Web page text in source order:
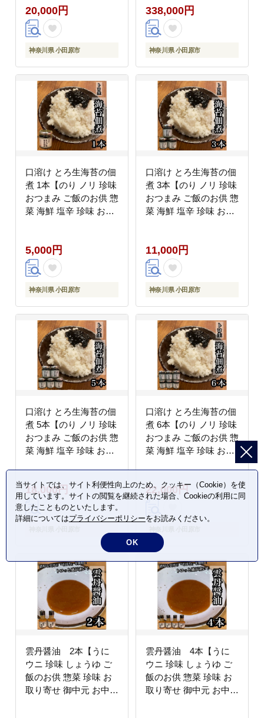
み 冷凍 家庭用 自宅用
贈答品 贈答用 ギフト
お取り寄せ 御中元 お中
元 お歳暮 贈り物 神奈
20,000円
神奈川県 小田原市
6回お届け）【惣菜 お
かず 豚肉 ぶた 冷凍 家
庭用 自宅用 贈答品 贈
答用 ギフト お取り寄せ
贈り物 神奈川県 小田原
市 】
338,000円
神奈川県 小田原市
口溶け とろ生海苔の佃
煮 1本【のり ノリ 珍味
おつまみ ご飯のお供 惣
菜 海鮮 塩辛 珍味 お取
贈り物 日本酒 焼酎】
【神奈川県小田原市早
川】
5,000円
神奈川県 小田原市
口溶け とろ生海苔の佃
煮 3本【のり ノリ 珍味
おつまみ ご飯のお供 惣
菜 海鮮 塩辛 珍味 お取
贈り物 日本酒 焼酎】
【神奈川県小田原市早
川】
11,000円
神奈川県 小田原市
口溶け とろ生海苔の佃
煮 5本【のり ノリ 珍味
おつまみ ご飯のお供 惣
菜 海鮮 塩辛 珍味 お取
贈り物 日本酒 焼酎】
【神奈川県小田原市早
川】
18,000円
口溶け とろ生海苔の佃
煮 6本【のり ノリ 珍味
おつまみ ご飯のお供 惣
菜 海鮮 塩辛 珍味 お取
贈り物 日本酒 焼酎】
【神奈川県小田原市早
川】
22,000円
雲丹醤油 2本【うに
ウニ 珍味 しょうゆ ご
飯のお供 惣菜 珍味 お
取り寄せ 御中元 お中元
雲丹醤油 4本【うに
ウニ 珍味 しょうゆ ご
飯のお供 惣菜 珍味 お
取り寄せ 御中元 お中元
当サイトでは、サイト利便性向上のため、クッキー（Cookie）を使
用しています。サイトの閲覧を継続された場合、Cookieの利用に同
意したことものといたします。
詳細についてはプライバシーポリシーをお読みください。
OK